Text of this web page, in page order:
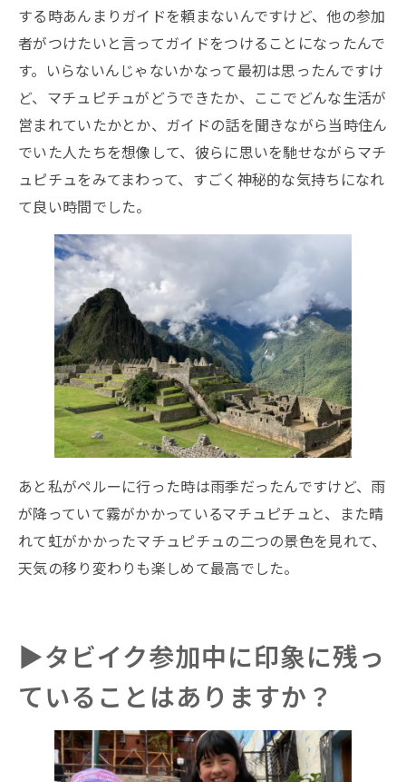
する時あんまりガイドを頼まないんですけど、他の参加
者がつけたいと言ってガイドをつけることになったんで
す。いらないんじゃないかなって最初は思ったんですけ
ど、マチュピチュがどうできたか、ここでどんな生活が
営まれていたかとか、ガイドの話を聞きながら当時住ん
でいた人たちを想像して、彼らに思いを馳せながらマチ
ュピチュをみてまわって、すごく神秘的な気持ちになれ
て良い時間でした。
あと私がペルーに行った時は雨季だったんですけど、雨
が降っていて霧がかかっているマチュピチュと、また晴
れて虹がかかったマチュピチュの二つの景色を見れて、
天気の移り変わりも楽しめて最高でした。
▶︎タビイク参加中に印象に残っ
ていることはありますか？